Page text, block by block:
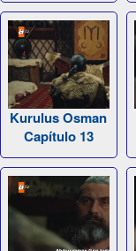
Kurulus Osman
Capítulo 13